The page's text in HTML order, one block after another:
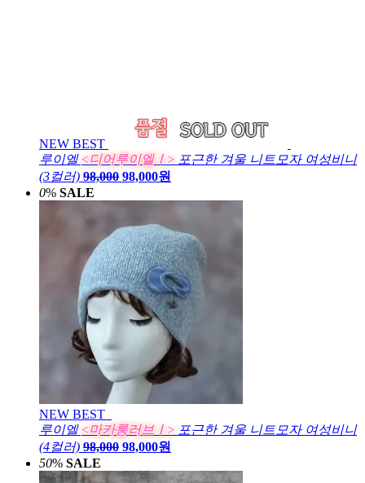
NEW BEST
루이엘 <디어루이엘Ⅰ> 포근한 겨울 니트모자 여성비니
(3컬러) 98,000 98,000원
0% SALE
NEW BEST
루이엘 <마카롱러브Ⅰ> 포근한 겨울 니트모자 여성비니
(4컬러) 98,000 98,000원
50% SALE